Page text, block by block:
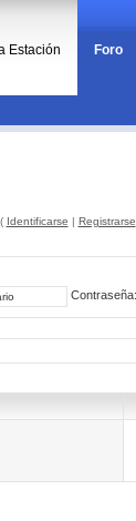
Estación Foro
Identificarse | Registrarse
Contraseña: